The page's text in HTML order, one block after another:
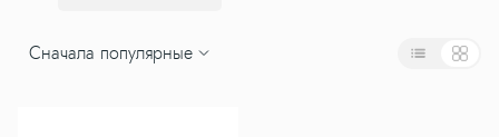
Сначала популярные